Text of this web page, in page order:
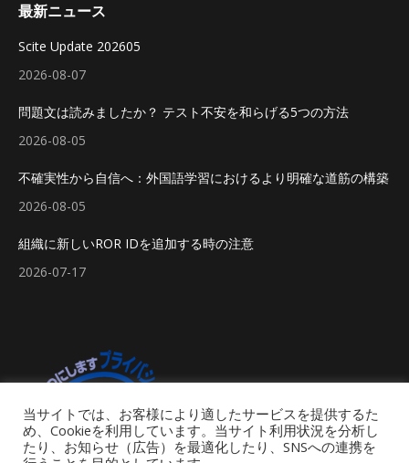
最新ニュース
Scite Update 202605
2026-08-07
問題文は読みましたか？ テスト不安を和らげる5つの方法
2026-08-05
不確実性から自信へ：外国語学習におけるより明確な道筋の構築
2026-08-05
組織に新しいROR IDを追加する時の注意
2026-07-17
当サイトでは、お客様により適したサービスを提供するた
め、Cookieを利用しています。当サイト利用状況を分析し
たり、お知らせ（広告）を最適化したり、SNSへの連携を